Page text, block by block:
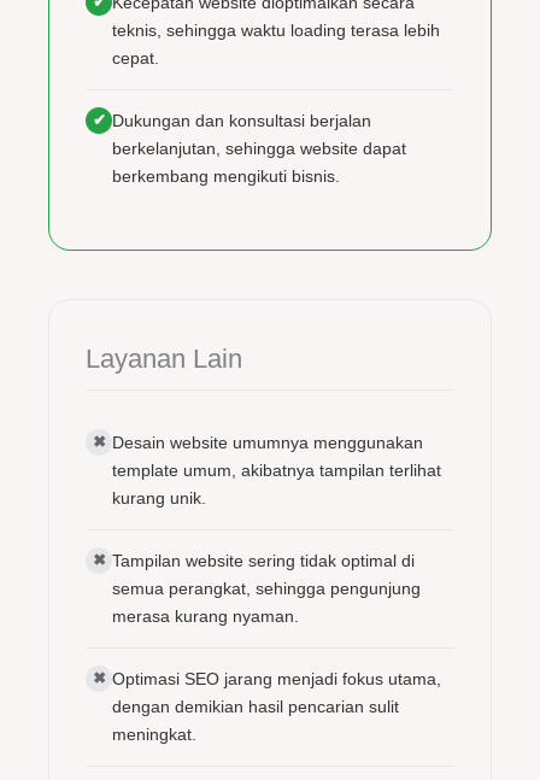
teknis, sehingga waktu loading terasa lebih
cepat.
✔ Dukungan dan konsultasi berjalan
berkelanjutan, sehingga website dapat
berkembang mengikuti bisnis.
Layanan Lain
✖ Desain website umumnya menggunakan
template umum, akibatnya tampilan terlihat
kurang unik.
✖ Tampilan website sering tidak optimal di
semua perangkat, sehingga pengunjung
merasa kurang nyaman.
✖ Optimasi SEO jarang menjadi fokus utama,
dengan demikian hasil pencarian sulit
meningkat.